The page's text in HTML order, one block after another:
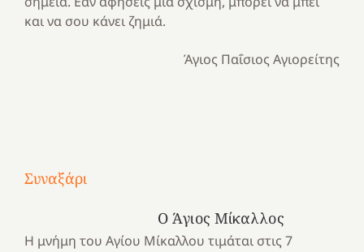
και να σου κάνει ζημιά.
Άγιος Παΐσιος Αγιορείτης
Συναξάρι
Ο Άγιος Μίκαλλος
Η μνήμη του Αγίου Μίκαλλου τιμάται στις 7
Μια
ένα
και
Νοσοκομείο
Κατασκηνωτικές
το